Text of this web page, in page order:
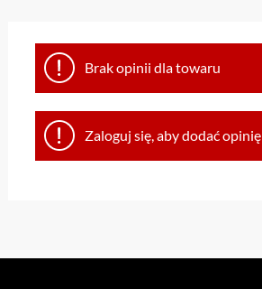
Brak opinii dla towaru
Zaloguj się, aby dodać opinię